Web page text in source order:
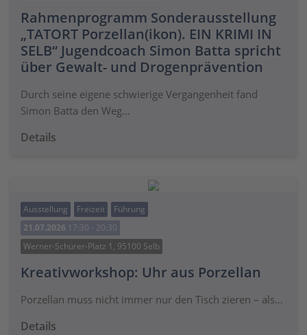
Rahmenprogramm Sonderausstellung
„TATORT Porzellan(ikon). EIN KRIMI IN
SELB“ Jugendcoach Simon Batta spricht
über Gewalt- und Drogenprävention
Durch seine eigene schwierige Vergangenheit fand
Simon Batta den Weg…
Details
Ausstellung Freizeit
Führung
21.07.2026 17:30 - 20:30
Werner-Schürer-Platz 1, 95100 Selb
Kreativworkshop: Uhr aus Porzellan
Porzellan muss nicht immer nur den Tisch zieren – als…
Details